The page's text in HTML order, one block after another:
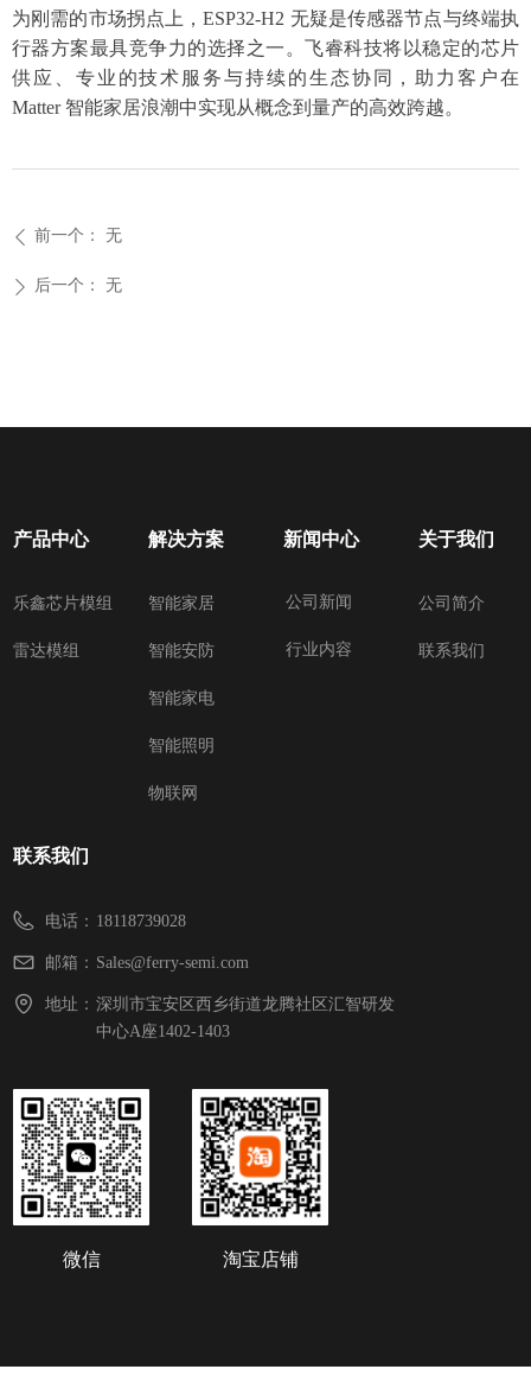
为刚需的市场拐点上，ESP32-H2 无疑是传感器节点与终端执
行器方案最具竞争力的选择之一。飞睿科技将以稳定的芯片
供应、专业的技术服务与持续的生态协同，助力客户在
Matter 智能家居浪潮中实现从概念到量产的高效跨越。
ꄴ 前一个： 无
ꄲ 后一个： 无
产品中心
乐鑫芯片模组
雷达模组
解决方案
智能家居
智能安防
智能家电
智能照明
物联网
新闻中心
公司新闻
行业内容
关于我们
公司简介
联系我们
联系我们
电话： 18118739028
邮箱： Sales@ferry-semi.com
地址： 深圳市宝安区西乡街道龙腾社区汇智研发
中心A座1402-1403
微信 淘宝店铺